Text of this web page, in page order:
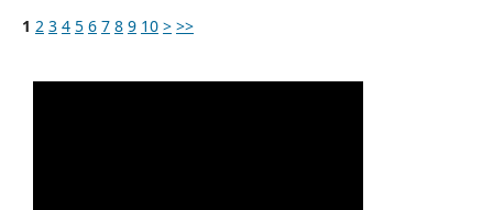
1 2 3 4 5 6 7 8 9 10 > >>